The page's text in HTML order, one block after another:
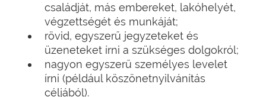
családját, más embereket, lakóhelyét,
végzettségét és munkáját;
rövid, egyszerű jegyzeteket és
üzeneteket írni a szükséges dolgokról;
nagyon egyszerű személyes levelet
írni (például köszönetnyilvánítás
céljából).